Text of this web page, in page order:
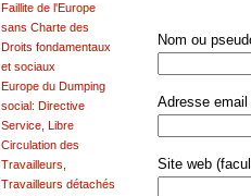
Nom ou
Adresse email
Site web
Faillite de l'Europe
sans Charte des
Droits fondamentaux
et sociaux
Europe du Dumping
social: Directive
Service, Libre
Circulation des
Travailleurs,
Travailleurs détachés